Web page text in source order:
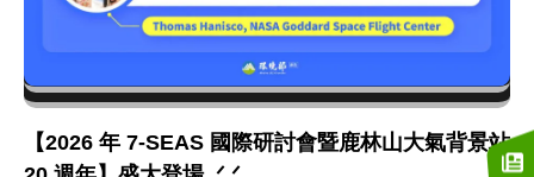
【2026 年 7-SEAS 國際研討會暨鹿林山大氣背景站